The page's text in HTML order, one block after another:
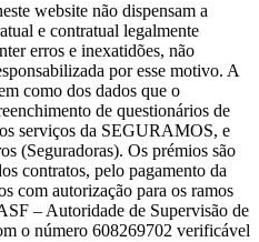
website não dispensam a
e contratual legalmente
erros e inexatidões, não
por esse motivo. A
como dos dados que o
de questionários de
serviços da SEGURAMOS, e
(Seguradoras). Os prémios são
contratos, pelo pagamento da
com autorização para os ramos
– Autoridade de Supervisão de
o número 608269702 verificável